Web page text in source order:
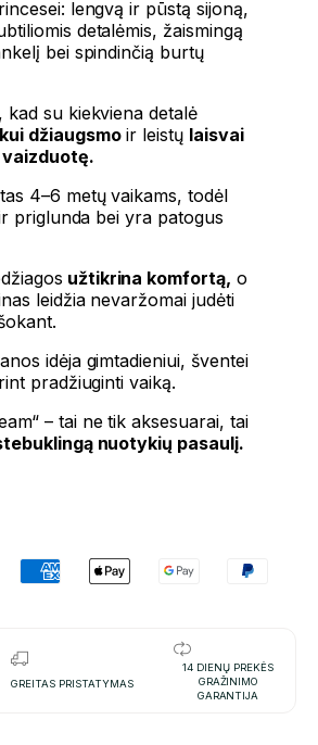
lengvą ir pūstą sijoną,
detalėmis, žaismingą
bei spindinčią burtų
kad su kiekviena detalė
džiaugsmoir leistų laisvai
4–6 metų vaikams, todėl
priglunda bei yra patogus
užtikrina komfortą, o
leidžia nevaržomai judėti
idėja gimtadieniui, šventei
pradžiuginti vaiką.
– tai ne tik aksesuarai, tai
nuotykių pasaulį.
GREITAS PRISTATYMAS
14 DIENŲ PREKĖS
GRAŽINIMO
GARANTIJA